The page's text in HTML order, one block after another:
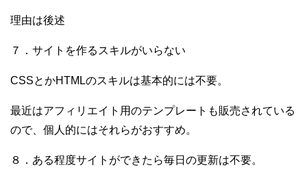
理由は後述
７．サイトを作るスキルがいらない
CSSとかHTMLのスキルは基本的には不要。
最近はアフィリエイト用のテンプレートも販売されている
ので、個人的にはそれらがおすすめ。
８．ある程度サイトができたら毎日の更新は不要。